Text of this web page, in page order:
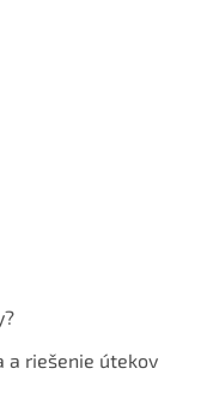
a riešenie útekov